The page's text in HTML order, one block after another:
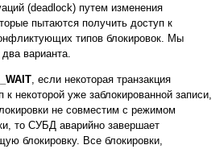
(deadlock) путем изменения
пытаются получить доступ к
типов блокировок. Мы
варианта.
, если некоторая транзакция
к некоторой уже заблокированной записи,
не совместим с режимом
то СУБД аварийно завершает
блокировку. Все блокировки,